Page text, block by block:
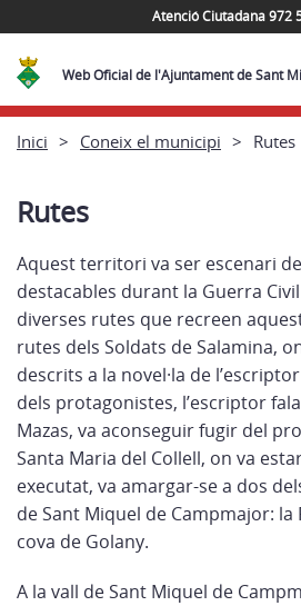
Atenció Ciutadana 972
Web Oficial de l'Ajuntament de Sant
Inici Coneix el municipi Rutes
Rutes
Aquest territori va ser escenari
destacables durant la Guerra
diverses rutes que recreen
rutes dels Soldats de Salamina,
descrits a la novel·la de
dels protagonistes, l’escriptor
Mazas, va aconseguir fugir del
Santa Maria del Collell, on va
executat, va amargar-se a dos
de Sant Miquel de Campmajor: la
cova de Golany.
A la vall de Sant Miquel de